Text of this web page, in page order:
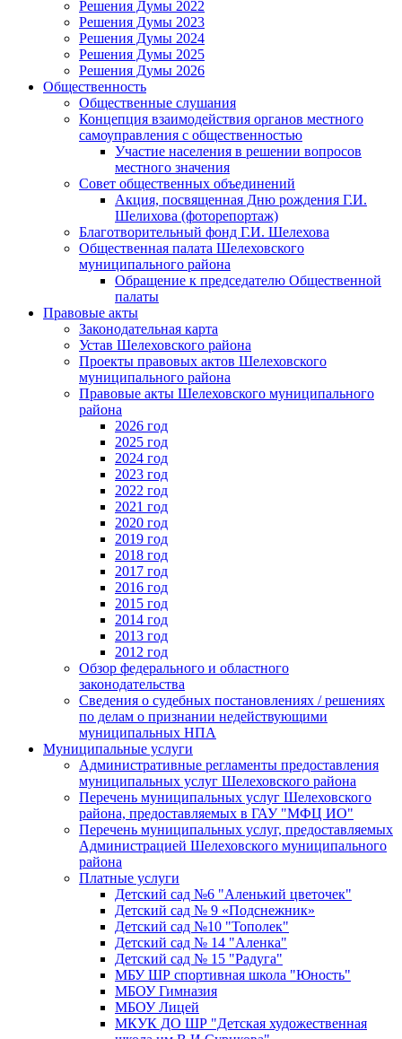
Решения Думы 2022
Решения Думы 2023
Решения Думы 2024
Решения Думы 2025
Решения Думы 2026
Общественность
Общественные слушания
Концепция взаимодействия органов местного
самоуправления с общественностью
Участие населения в решении вопросов
местного значения
Совет общественных объединений
Акция, посвященная Дню рождения Г.И.
Шелихова (фоторепортаж)
Благотворительный фонд Г.И. Шелехова
Общественная палата Шелеховского
муниципального района
Обращение к председателю Общественной
палаты
Правовые акты
Законодательная карта
Устав Шелеховского района
Проекты правовых актов Шелеховского
муниципального района
Правовые акты Шелеховского муниципального
района
2026 год
2025 год
2024 год
2023 год
2022 год
2021 год
2020 год
2019 год
2018 год
2017 год
2016 год
2015 год
2014 год
2013 год
2012 год
Обзор федерального и областного
законодательства
Сведения о судебных постановлениях / решениях
по делам о признании недействующими
муниципальных НПА
Муниципальные услуги
Административные регламенты предоставления
муниципальных услуг Шелеховского района
Перечень муниципальных услуг Шелеховского
района, предоставляемых в ГАУ "МФЦ ИО"
Перечень муниципальных услуг, предоставляемых
Администрацией Шелеховского муниципального
района
Платные услуги
Детский сад №6 "Аленький цветочек"
Детский сад № 9 «Подснежник»
Детский сад №10 "Тополек"
Детский сад № 14 "Аленка"
Детский сад № 15 "Радуга"
МБУ ШР спортивная школа "Юность"
МБОУ Гимназия
МБОУ Лицей
МКУК ДО ШР "Детская художественная